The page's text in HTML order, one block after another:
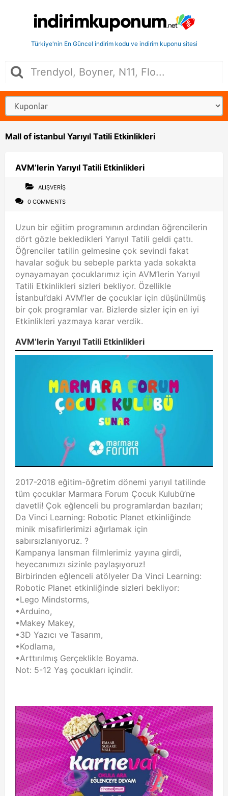
Türkiye'nin En Güncel indirim kodu ve indirim kuponu sitesi
Mall of istanbul Yarıyıl Tatili Etkinlikleri
AVM’lerin Yarıyıl Tatili Etkinlikleri
ALIŞVERIŞ
0 COMMENTS
Uzun bir eğitim programının ardından öğrencilerin
dört gözle bekledikleri Yarıyıl Tatili geldi çattı.
Öğrenciler tatilin gelmesine çok sevindi fakat
havalar soğuk bu sebeple parkta yada sokakta
oynayamayan çocuklarımız için AVM’lerin Yarıyıl
Tatili Etkinlikleri sizleri bekliyor. Özellikle
İstanbul’daki AVM’ler de çocuklar için düşünülmüş
bir çok programlar var. Bizlerde sizler için en iyi
Etkinlikleri yazmaya karar verdik.
AVM’lerin Yarıyıl Tatili Etkinlikleri
2017-2018 eğitim-öğretim dönemi yarıyıl tatilinde
tüm çocuklar Marmara Forum Çocuk Kulubü’ne
davetli! Çok eğlenceli bu programlardan bazıları;
Da Vinci Learning: Robotic Planet etkinliğinde
minik misafirlerimizi ağırlamak için
sabırsızlanıyoruz. ?
Kampanya lansman filmlerimiz yayına girdi,
heyecanımızı sizinle paylaşıyoruz!
Birbirinden eğlenceli atölyeler Da Vinci Learning:
Robotic Planet etkinliğinde sizleri bekliyor:
•Lego Mindstorms,
•Arduino,
•Makey Makey,
•3D Yazıcı ve Tasarım,
•Kodlama,
•Arttırılmış Gerçeklikle Boyama.
Not: 5-12 Yaş çocukları içindir.